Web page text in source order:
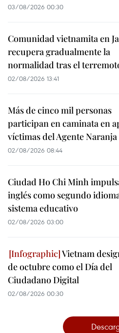
03/08/2026 00:30
Comunidad vietnamita en
recupera gradualmente la
normalidad tras el
02/08/2026 13:41
Más de cinco mil personas
participan en caminata en
víctimas del Agente Naranja
02/08/2026 08:44
Ciudad Ho Chi Minh
inglés como segundo
sistema educativo
02/08/2026 03:00
Vietnam
de octubre como el Día del
Ciudadano Digital
02/08/2026 00:30